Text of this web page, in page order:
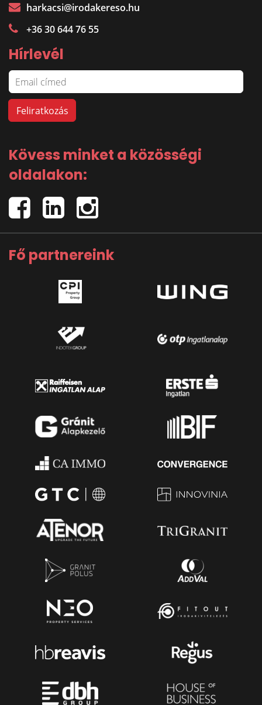
harkacsi@irodakereso.hu
+36 30 644 76 55
Hírlevél
Kövess minket a közösségi
oldalakon:
Fő partnereink